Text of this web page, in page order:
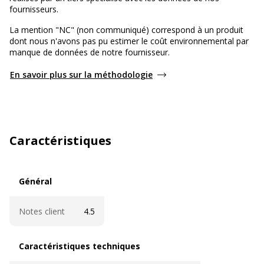
fournisseurs.
La mention "NC" (non communiqué) correspond à un produit
dont nous n'avons pas pu estimer le coût environnemental par
manque de données de notre fournisseur.
En savoir plus sur la méthodologie
Caractéristiques
Général
Notes client 4.5
Caractéristiques techniques